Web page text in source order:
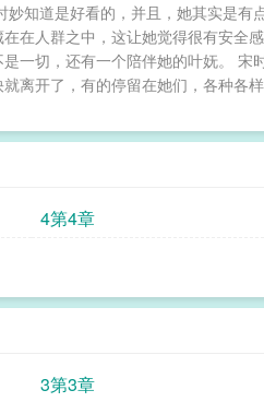
的唯粉：学人精。叶池栩的唯
是cp粉的胜利。谢止书的唯粉
：有一个脾气不好的嫂子也好
眼金睛！ 穿到八年后发现我和死对头喜结连理了
知道是好看的，并且，她其实是有
在人群之中，这让她觉得很有安全
切，还有一个陪伴她的叶妩。 宋
离开了，有的停留在她们，各种各
4第4章
3第3章